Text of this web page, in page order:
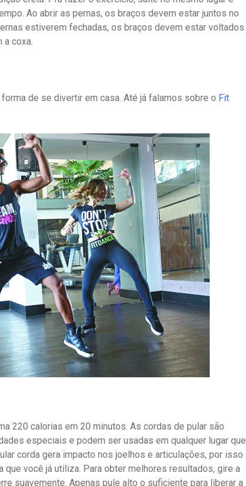
Ao abrir as pernas, os braços devem estar juntos no
estiverem fechadas, os braços devem estar voltados
a coxa.
de se divertir em casa. Até já falamos sobre o Fit
220 calorias em 20 minutos. As cordas de pular são
especiais e podem ser usadas em qualquer lugar que
corda gera impacto nos joelhos e articulações, por isso
que você já utiliza. Para obter melhores resultados, gire a
suavemente. Apenas pule alto o suficiente para liberar a